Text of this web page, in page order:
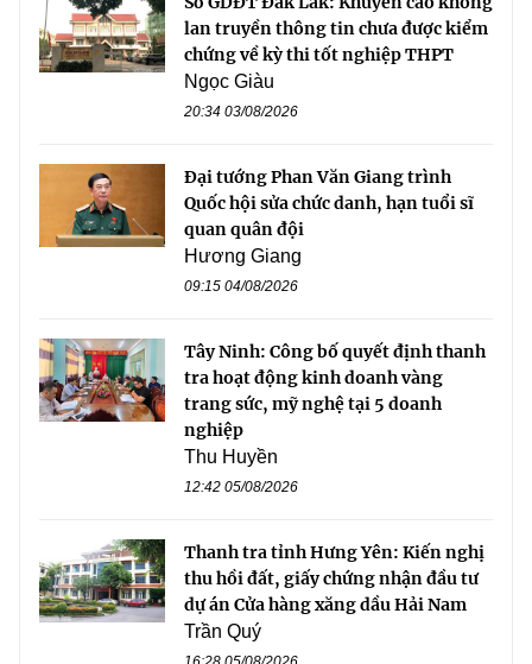
lan truyền thông tin chưa được kiểm
chứng về kỳ thi tốt nghiệp THPT
Ngọc Giàu
20:34 03/08/2026
Đại tướng Phan Văn Giang trình
Quốc hội sửa chức danh, hạn tuổi sĩ
quan quân đội
Hương Giang
09:15 04/08/2026
Tây Ninh: Công bố quyết định thanh
tra hoạt động kinh doanh vàng
trang sức, mỹ nghệ tại 5 doanh
nghiệp
Thu Huyền
12:42 05/08/2026
Thanh tra tỉnh Hưng Yên: Kiến nghị
thu hồi đất, giấy chứng nhận đầu tư
dự án Cửa hàng xăng dầu Hải Nam
Trần Quý